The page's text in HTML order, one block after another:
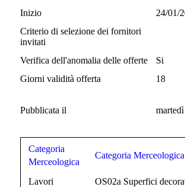
Inizio
24/01/
Criterio di selezione dei fornitori
invitati
Verifica dell'anomalia delle offerte
Si
Giorni validità offerta
18
Pubblicata il
Categoria
Merceologica
Categoria Merceologica
Lavori
OS02a Superfici